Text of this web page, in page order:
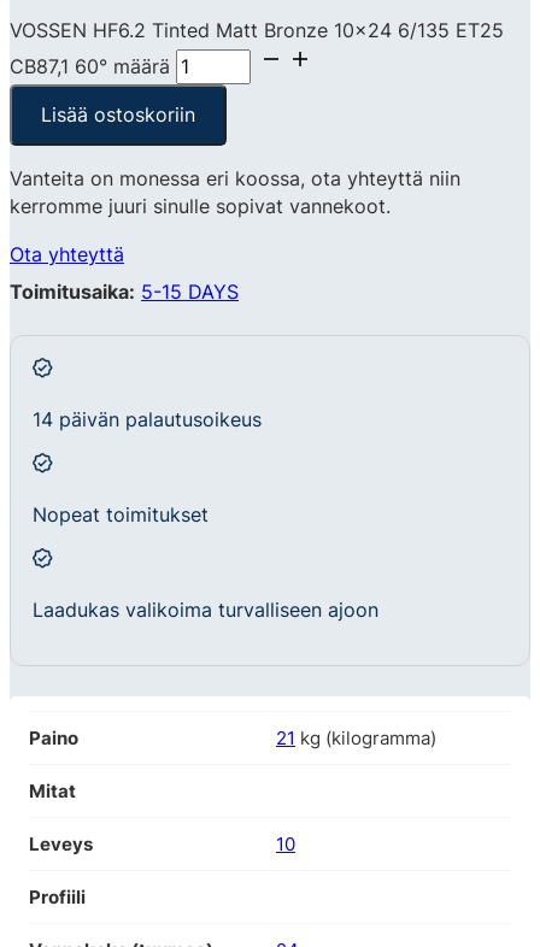
VOSSEN HF6.2 Tinted Matt Bronze 10x24 6/135 ET25
CB87,1 60° määrä
Lisää ostoskoriin
Vanteita on monessa eri koossa, ota yhteyttä niin
kerromme juuri sinulle sopivat vannekoot.
Ota yhteyttä
Toimitusaika: 5-15 DAYS
14 päivän palautusoikeus
Nopeat toimitukset
Laadukas valikoima turvalliseen ajoon
Paino 21 kg (kilogramma)
Mitat
Leveys 10
Profiili